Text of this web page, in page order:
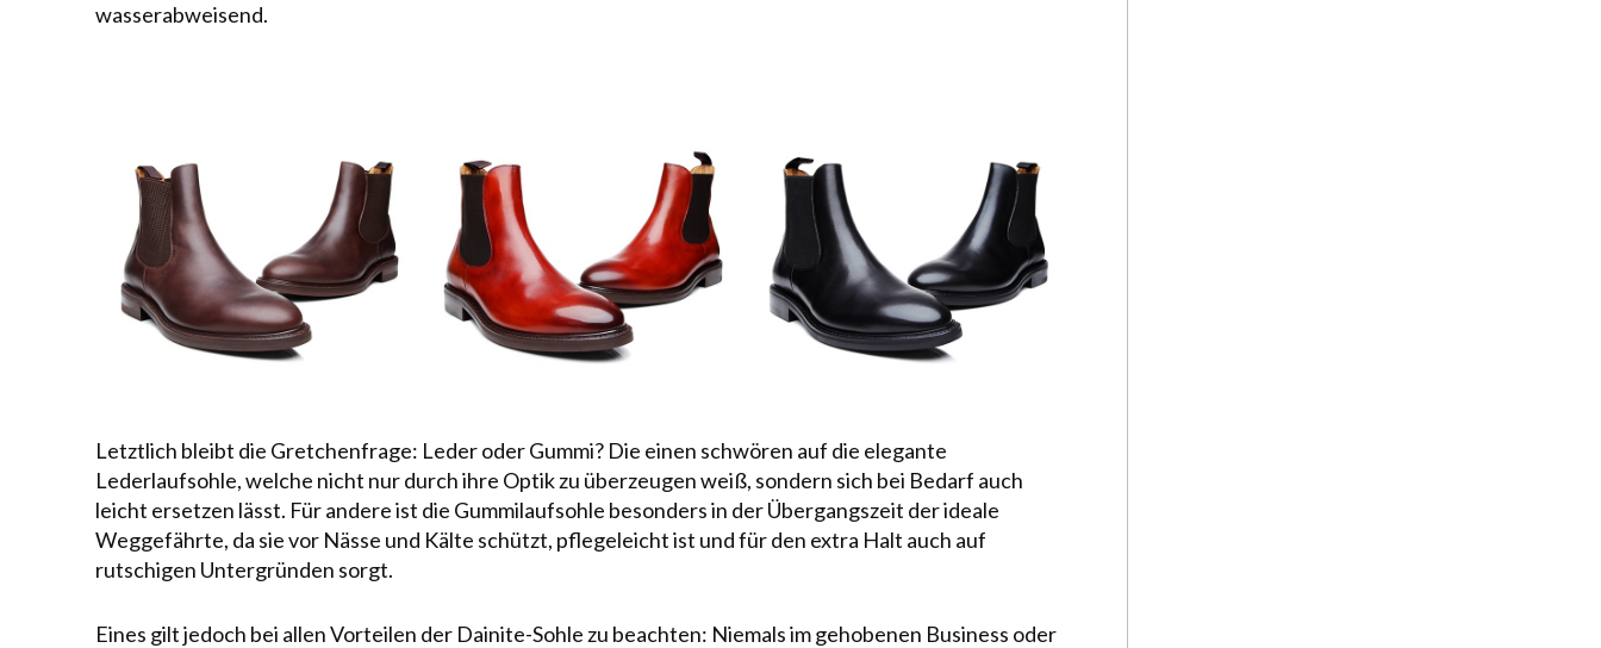
wasserabweisend.
Letztlich bleibt die Gretchenfrage: Leder oder Gummi? Die einen schwören auf die elegante
Lederlaufsohle, welche nicht nur durch ihre Optik zu überzeugen weiß, sondern sich bei Bedarf auch
leicht ersetzen lässt. Für andere ist die Gummilaufsohle besonders in der Übergangszeit der ideale
Weggefährte, da sie vor Nässe und Kälte schützt, pflegeleicht ist und für den extra Halt auch auf
rutschigen Untergründen sorgt.
Eines gilt jedoch bei allen Vorteilen der Dainite-Sohle zu beachten: Niemals im gehobenen Business oder